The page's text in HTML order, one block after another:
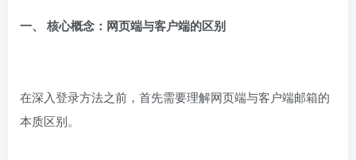
一、 核心概念：网页端与客户端的区别
在深入登录方法之前，首先需要理解网页端与客户端邮箱的
本质区别。